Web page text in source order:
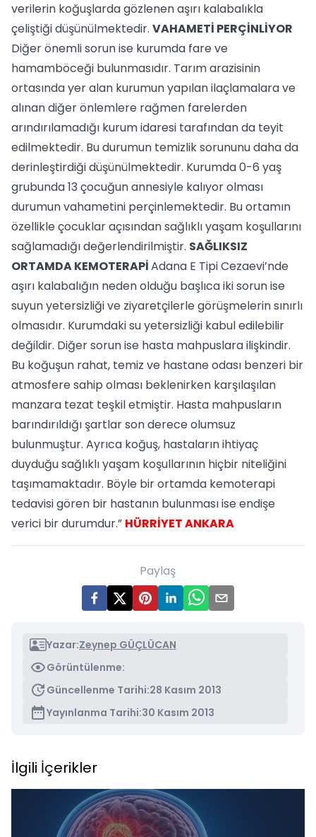
verilerin koğuşlarda gözlenen aşırı kalabalıkla
çeliştiği düşünülmektedir. VAHAMETİ PERÇİNLİYOR
Diğer önemli sorun ise kurumda fare ve
hamamböceği bulunmasıdır. Tarım arazisinin
ortasında yer alan kurumun yapılan ilaçlamalara ve
alınan diğer önlemlere rağmen farelerden
arındırılamadığı kurum idaresi tarafından da teyit
edilmektedir. Bu durumun temizlik sorununu daha da
derinleştirdiği düşünülmektedir. Kurumda 0-6 yaş
grubunda 13 çocuğun annesiyle kalıyor olması
durumun vahametini perçinlemektedir. Bu ortamın
özellikle çocuklar açısından sağlıklı yaşam koşullarını
sağlamadığı değerlendirilmiştir. SAĞLIKSIZ
ORTAMDA KEMOTERAPİAdana E Tipi Cezaevi’nde
aşırı kalabalığın neden olduğu başlıca iki sorun ise
suyun yetersizliği ve ziyaretçilerle görüşmelerin sınırlı
olmasıdır. Kurumdaki su yetersizliği kabul edilebilir
değildir. Diğer sorun ise hasta mahpuslara ilişkindir.
Bu koğuşun rahat, temiz ve hastane odası benzeri bir
atmosfere sahip olması beklenirken karşılaşılan
manzara tezat teşkil etmiştir. Hasta mahpusların
barındırıldığı şartlar son derece olumsuz
bulunmuştur. Ayrıca koğuş, hastaların ihtiyaç
duyduğu sağlıklı yaşam koşullarının hiçbir niteliğini
taşımamaktadır. Böyle bir ortamda kemoterapi
tedavisi gören bir hastanın bulunması ise endişe
verici bir durumdur.” HÜRRİYET ANKARA
Paylaş
Yazar:Zeynep GÜÇLÜCAN
Görüntülenme:
Güncellenme Tarihi:28 Kasım 2013
Yayınlanma Tarihi:30 Kasım 2013
İlgili İçerikler